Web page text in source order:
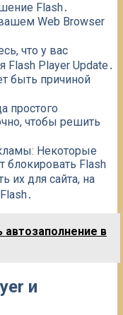
Flash․
Web Browser
что у вас
Flash Player Update․
быть причиной
простого
чтобы решить
Некоторые
Flash
их для сайта, на
автозаполнение в
и